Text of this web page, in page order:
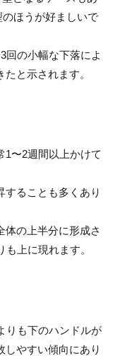
ほうが好ましいで
回の小幅な下落によ
と示されます。
1〜2週間以上かけて
することも多くあり
体の上半分に形成さ
上に現れます。
りも下のハンドルが
しやすい傾向にあり